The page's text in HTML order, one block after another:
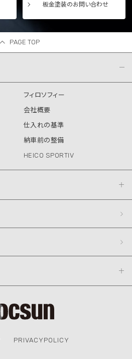
板金塗装のお問い合わせ
PAGE TOP
フィロソフィー
会社概要
仕入れの基準
納車前の整備
HEICO SPORTIV
PRIVACYPOLICY